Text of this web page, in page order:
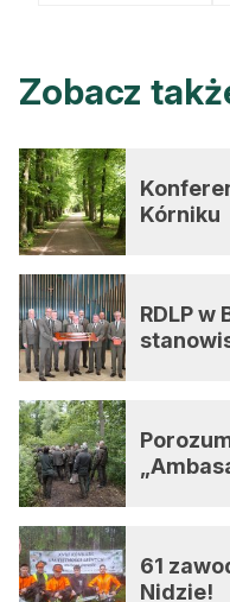
Zobacz
Kórniku
RDLP w
61
Nidzie!